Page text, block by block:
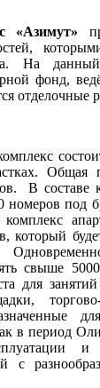
«Азимут»
На
фонд,
отделочные
Общая
В составе
номеров под
который
свыше
для
в период
с